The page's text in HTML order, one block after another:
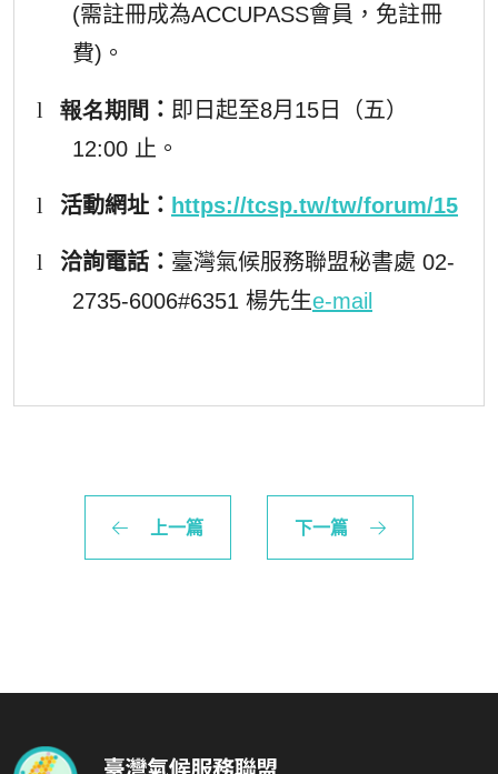
(需註冊成為ACCUPASS會員，免註冊
費)。
l 報名期間 ： 即日起至8月15日（五）
12:00 止。
l 活動網址： https://tcsp.tw/tw/forum/15
l 洽詢電話： 臺灣氣候服務聯盟秘書處 02-
2735-6006#6351 楊先生e-mail
上一篇 下一篇